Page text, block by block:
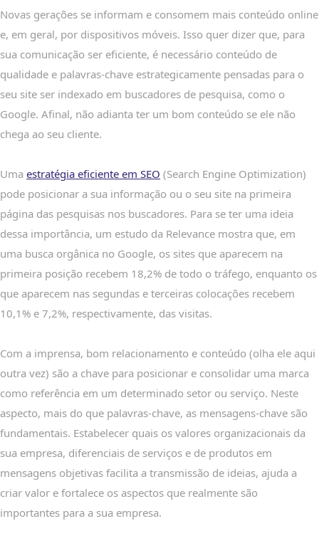
Novas gerações se informam e consomem mais conteúdo online
e, em geral, por dispositivos móveis. Isso quer dizer que, para
sua comunicação ser eficiente, é necessário conteúdo de
qualidade e palavras-chave estrategicamente pensadas para o
seu site ser indexado em buscadores de pesquisa, como o
Google. Afinal, não adianta ter um bom conteúdo se ele não
chega ao seu cliente.
Uma estratégia eficiente em SEO (Search Engine Optimization)
pode posicionar a sua informação ou o seu site na primeira
página das pesquisas nos buscadores. Para se ter uma ideia
dessa importância, um estudo da Relevance mostra que, em
uma busca orgânica no Google, os sites que aparecem na
primeira posição recebem 18,2% de todo o tráfego, enquanto os
que aparecem nas segundas e terceiras colocações recebem
10,1% e 7,2%, respectivamente, das visitas.
Com a imprensa, bom relacionamento e conteúdo (olha ele aqui
outra vez) são a chave para posicionar e consolidar uma marca
como referência em um determinado setor ou serviço. Neste
aspecto, mais do que palavras-chave, as mensagens-chave são
fundamentais. Estabelecer quais os valores organizacionais da
sua empresa, diferenciais de serviços e de produtos em
mensagens objetivas facilita a transmissão de ideias, ajuda a
criar valor e fortalece os aspectos que realmente são
importantes para a sua empresa.